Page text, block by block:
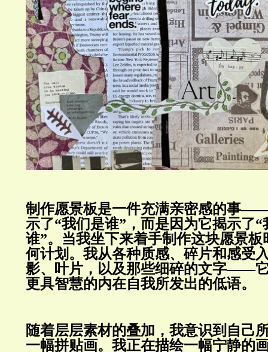
制作愿景板是一件充满亲密感的事
示了“我们是谁”，而是因为它揭示了“
谁”。当我坐下来着手制作这块愿景
何计划。我从各种质感、碎片和感受
影、叶片，以及那些细碎的文字——
更具智慧的内在自我所发出的低语。
随着层层素材的叠加，我意识到自己
一幅拼贴画。我正在描绘一幅宁静的